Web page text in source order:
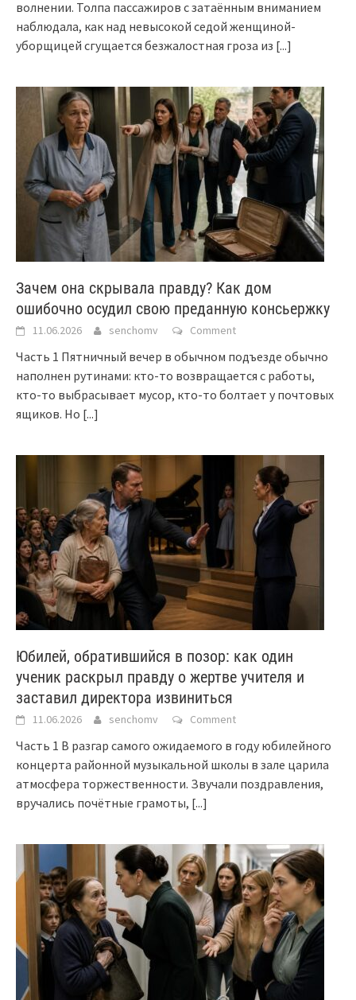
волнении. Толпа пассажиров с затаённым вниманием
наблюдала, как над невысокой седой женщиной-
уборщицей сгущается безжалостная гроза из [...]
Зачем она скрывала правду? Как дом
ошибочно осудил свою преданную консьержку
11.06.2026 senchomv Comment
Часть 1 Пятничный вечер в обычном подъезде обычно
наполнен рутинами: кто-то возвращается с работы,
кто-то выбрасывает мусор, кто-то болтает у почтовых
ящиков. Но [...]
Юбилей, обратившийся в позор: как один
ученик раскрыл правду о жертве учителя и
заставил директора извиниться
11.06.2026 senchomv Comment
Часть 1 В разгар самого ожидаемого в году юбилейного
концерта районной музыкальной школы в зале царила
атмосфера торжественности. Звучали поздравления,
вручались почётные грамоты, [...]